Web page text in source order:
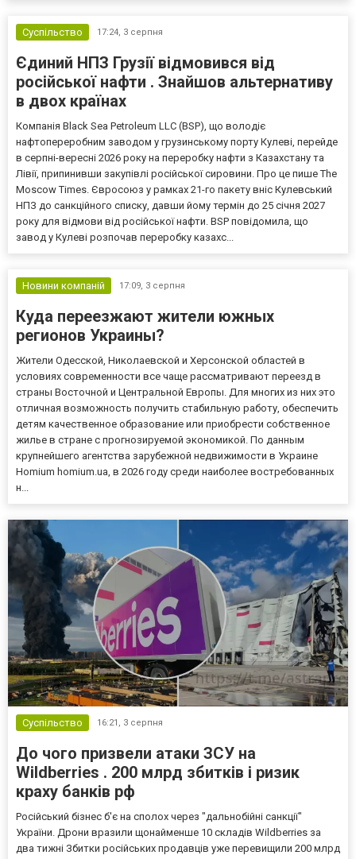
Суспільство 17:24, 3 серпня
Єдиний НПЗ Грузії відмовився від
російської нафти . Знайшов альтернативу
в двох країнах
Компанія Black Sea Petroleum LLC (BSP), що володіє
нафтопереробним заводом у грузинському порту Кулеві, перейде
в серпні-вересні 2026 року на переробку нафти з Казахстану та
Лівії, припинивши закупівлі російської сировини. Про це пише The
Moscow Times. Євросоюз у рамках 21-го пакету вніс Кулевський
НПЗ до санкційного списку, давши йому термін до 25 січня 2027
року для відмови від російської нафти. BSP повідомила, що
завод у Кулеві розпочав переробку казахс...
Новини компаній 17:09, 3 серпня
Куда переезжают жители южных
регионов Украины?
Жители Одесской, Николаевской и Херсонской областей в
условиях современности все чаще рассматривают переезд в
страны Восточной и Центральной Европы. Для многих из них это
отличная возможность получить стабильную работу, обеспечить
детям качественное образование или приобрести собственное
жилье в стране с прогнозируемой экономикой. По данным
крупнейшего агентства зарубежной недвижимости в Украине
Homium homium.ua, в 2026 году среди наиболее востребованных
н...
Суспільство 16:21, 3 серпня
До чого призвели атаки ЗСУ на
Wildberries . 200 млрд збитків і ризик
краху банків рф
Російський бізнес б'є на сполох через "дальнобійні санкції"
України. Дрони вразили щонайменше 10 складів Wildberries за
два тижні Збитки російських продавців уже перевищили 200 млрд